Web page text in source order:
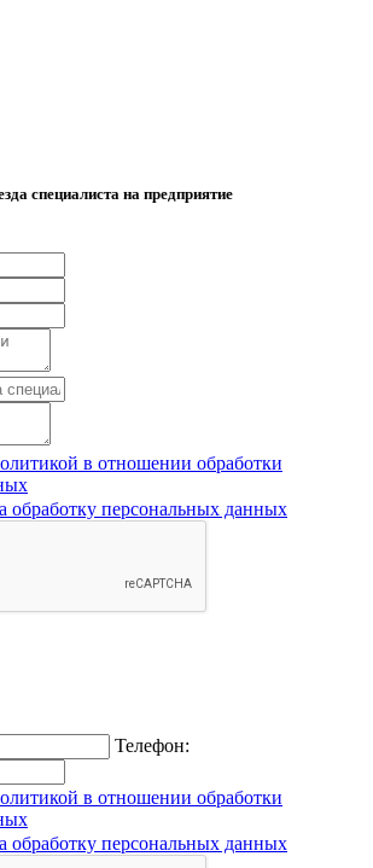
специалиста на предприятие
в отношении обработки
обработку персональных данных
Телефон:
в отношении обработки
обработку персональных данных